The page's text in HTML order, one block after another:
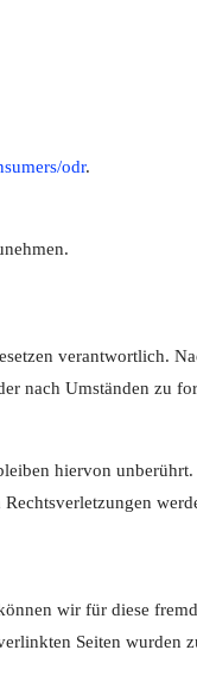
odr.
verantwortlich.
nach Umständen zu
hiervon
wir für diese
Seiten wurden